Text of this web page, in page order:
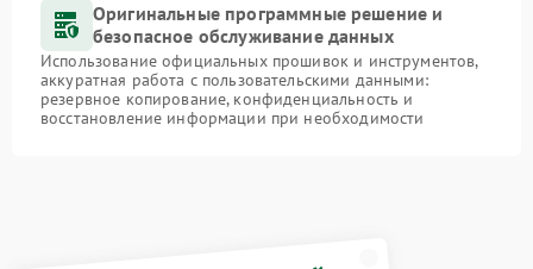
Оригинальные программные решение и
безопасное обслуживание данных
Использование официальных прошивок и инструментов,
аккуратная работа с пользовательскими данными:
резервное копирование, конфиденциальность и
восстановление информации при необходимости